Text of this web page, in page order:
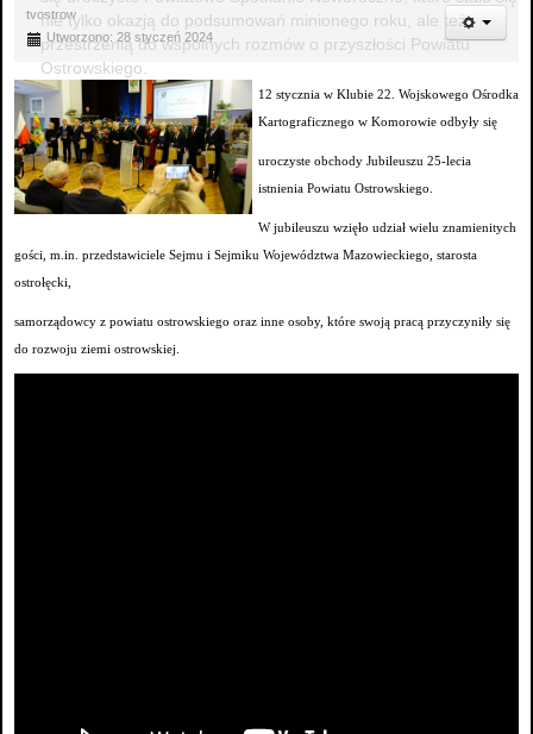
nie tylko okazją do podsumowań minionego roku, ale też
przestrzenią do wspólnych rozmów o przyszłości Powiatu
Ostrowskiego.
tvostrow
Utworzono: 28 styczeń 2024
12 stycznia w Klubie 22. Wojskowego Ośrodka
Kartograficznego w Komorowie odbyły się
uroczyste obchody Jubileuszu 25-lecia
istnienia Powiatu Ostrowskiego.
W jubileuszu wzięło udział wielu znamienitych
gości, m.in. przedstawiciele Sejmu i Sejmiku Województwa Mazowieckiego, starosta
ostrołęcki,
samorządowcy z powiatu ostrowskiego oraz inne osoby, które swoją pracą przyczyniły się
do rozwoju ziemi ostrowskiej.